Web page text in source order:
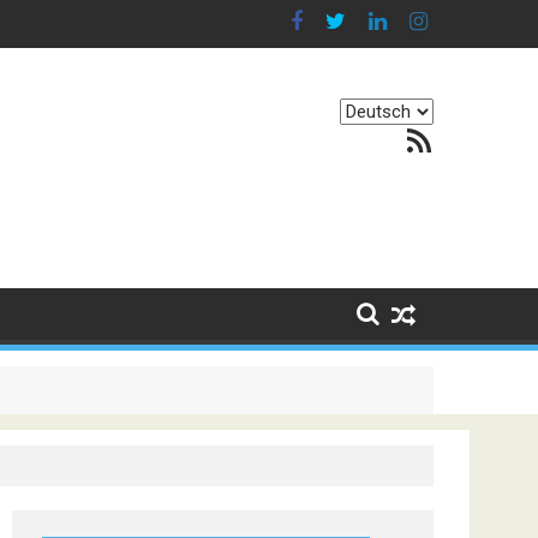
Sprache
auswählenRSS-Feed
besteht darin, Kontinente zu verbinden